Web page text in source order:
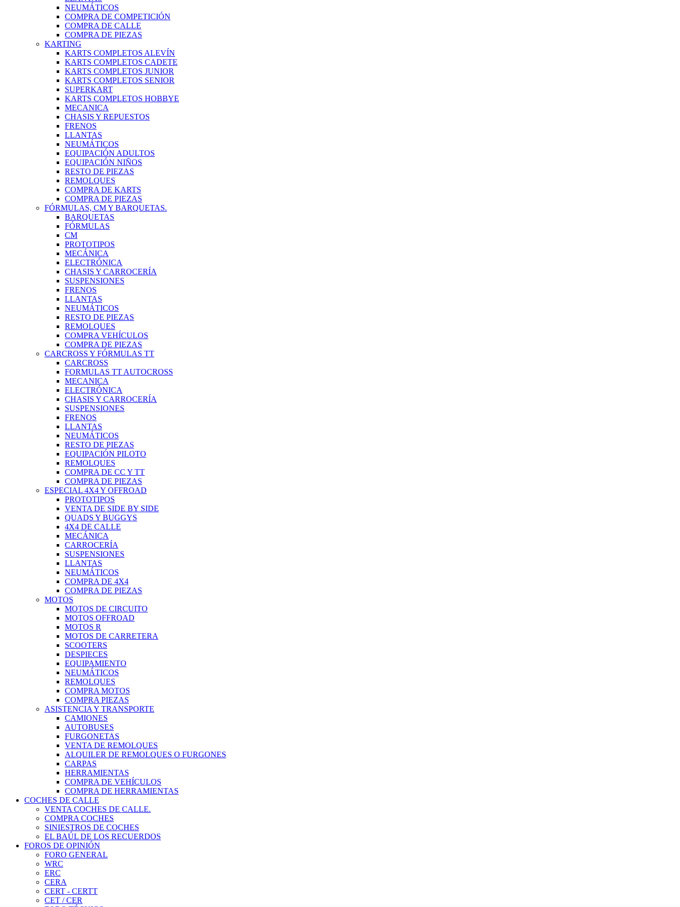
NEUMÁTICOS
COMPRA DE COMPETICIÓN
COMPRA DE CALLE
COMPRA DE PIEZAS
KARTING
KARTS COMPLETOS ALEVÍN
KARTS COMPLETOS CADETE
KARTS COMPLETOS JUNIOR
KARTS COMPLETOS SENIOR
SUPERKART
KARTS COMPLETOS HOBBYE
MECANICA
CHASIS Y REPUESTOS
FRENOS
LLANTAS
NEUMÁTICOS
EQUIPACIÓN ADULTOS
EQUIPACIÓN NIÑOS
RESTO DE PIEZAS
REMOLQUES
COMPRA DE KARTS
COMPRA DE PIEZAS
FÓRMULAS, CM Y BARQUETAS.
BARQUETAS
FÓRMULAS
CM
PROTOTIPOS
MECÁNICA
ELECTRÓNICA
CHASIS Y CARROCERÍA
SUSPENSIONES
FRENOS
LLANTAS
NEUMÁTICOS
RESTO DE PIEZAS
REMOLQUES
COMPRA VEHÍCULOS
COMPRA DE PIEZAS
CARCROSS Y FÓRMULAS TT
CARCROSS
FORMULAS TT AUTOCROSS
MECANICA
ELECTRÓNICA
CHASIS Y CARROCERÍA
SUSPENSIONES
FRENOS
LLANTAS
NEUMÁTICOS
RESTO DE PIEZAS
EQUIPACIÓN PILOTO
REMOLQUES
COMPRA DE CC Y TT
COMPRA DE PIEZAS
ESPECIAL 4X4 Y OFFROAD
PROTOTIPOS
VENTA DE SIDE BY SIDE
QUADS Y BUGGYS
4X4 DE CALLE
MECÁNICA
CARROCERÍA
SUSPENSIONES
LLANTAS
NEUMÁTICOS
COMPRA DE 4X4
COMPRA DE PIEZAS
MOTOS
MOTOS DE CIRCUITO
MOTOS OFFROAD
MOTOS R
MOTOS DE CARRETERA
SCOOTERS
DESPIECES
EQUIPAMIENTO
NEUMÁTICOS
REMOLQUES
COMPRA MOTOS
COMPRA PIEZAS
ASISTENCIA Y TRANSPORTE
CAMIONES
AUTOBUSES
FURGONETAS
VENTA DE REMOLQUES
ALQUILER DE REMOLQUES O FURGONES
CARPAS
HERRAMIENTAS
COMPRA DE VEHÍCULOS
COMPRA DE HERRAMIENTAS
COCHES DE CALLE
VENTA COCHES DE CALLE.
COMPRA COCHES
SINIESTROS DE COCHES
EL BAÚL DE LOS RECUERDOS
FOROS DE OPINIÓN
FORO GENERAL
WRC
ERC
CERA
CERT - CERTT
CET / CER